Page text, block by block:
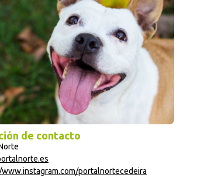
de contacto
portalnortecedeira